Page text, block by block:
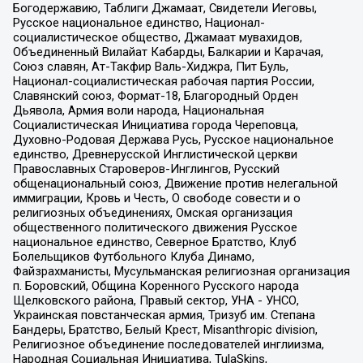
Богодержавию, Таблиги Джамаат, Свидетели Иеговы,
Русское национальное единство, Национал-
социалистическое общество, Джамаат мувахидов,
Объединенный Вилайат Кабарды, Балкарии и Карачая,
Союз славян, Ат-Такфир Валь-Хиджра, Пит Буль,
Национал-социалистическая рабочая партия России,
Славянский союз, Формат-18, Благородный Орден
Дьявола, Армия воли народа, Национальная
Социалистическая Инициатива города Череповца,
Духовно-Родовая Держава Русь, Русское национальное
единство, Древнерусской Инглистической церкви
Православных Староверов-Инглингов, Русский
общенациональный союз, Движение против нелегальной
иммиграции, Кровь и Честь, О свободе совести и о
религиозных объединениях, Омская организация
общественного политического движения Русское
национальное единство, Северное Братство, Клуб
Болельщиков Футбольного Клуба Динамо,
Файзрахманисты, Мусульманская религиозная организация
п. Боровский, Община Коренного Русского народа
Щелковского района, Правый сектор, УНА - УНСО,
Украинская повстанческая армия, Тризуб им. Степана
Бандеры, Братство, Белый Крест, Misanthropic division,
Религиозное объединение последователей инглиизма,
Народная Социальная Инициатива, TulaSkins,